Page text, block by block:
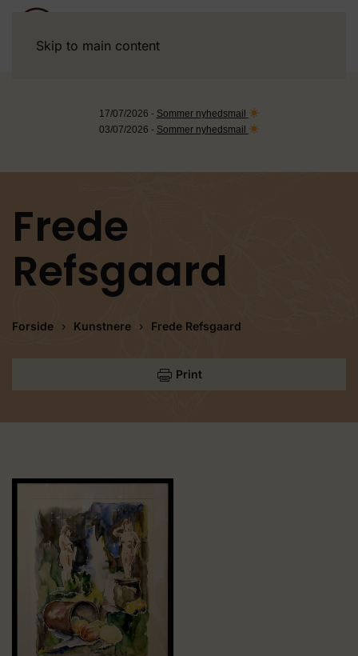
Skip to main content
17/07/2026 - Sommer nyhedsmail
03/07/2026 - Sommer nyhedsmail
Frede
Refsgaard
Forside Kunstnere Frede Refsgaard
Print